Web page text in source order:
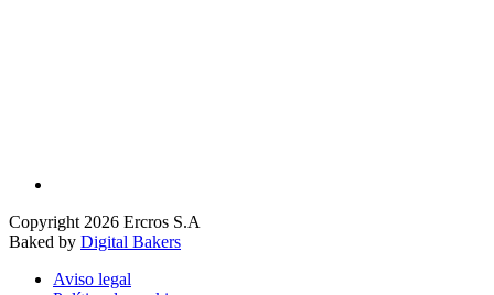
Copyright 2026 Ercros S.A
Baked by Digital Bakers
Aviso legal